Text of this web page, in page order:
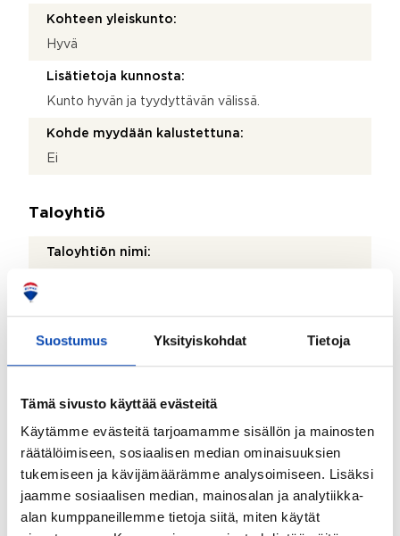
Suostumus Yksityiskohdat Tietoja
Tämä sivusto käyttää evästeitä
Käytämme evästeitä tarjoamamme sisällön ja mainosten
räätälöimiseen, sosiaalisen median ominaisuuksien
tukemiseen ja kävijämäärämme analysoimiseen. Lisäksi
jaamme sosiaalisen median, mainosalan ja analytiikka-
alan kumppaneillemme tietoja siitä, miten käytät
Kohteen yleiskunto:
Hyvä
Lisätietoja kunnosta:
Kunto hyvän ja tyydyttävän välissä.
Kohde myydään kalustettuna:
Ei
Taloyhtiö
Taloyhtiön nimi:
0146036-7
Kiinteistötunnus:
Huoltoyhtiö
Lisätietoja kiinteistönhoidosta: